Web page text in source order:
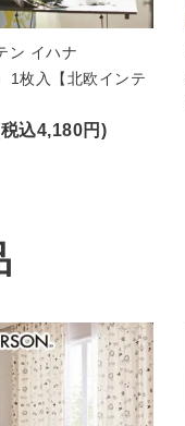
ン イハナ
1枚入【北欧インテ
込4,180円)